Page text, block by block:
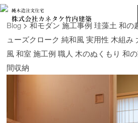
Blog> 和モダン 施工事例 珪藻土 和の
ューズクローク 純和風 実用性 木組み
風 和室 施工例 職人 木のぬくもり 和
間収納